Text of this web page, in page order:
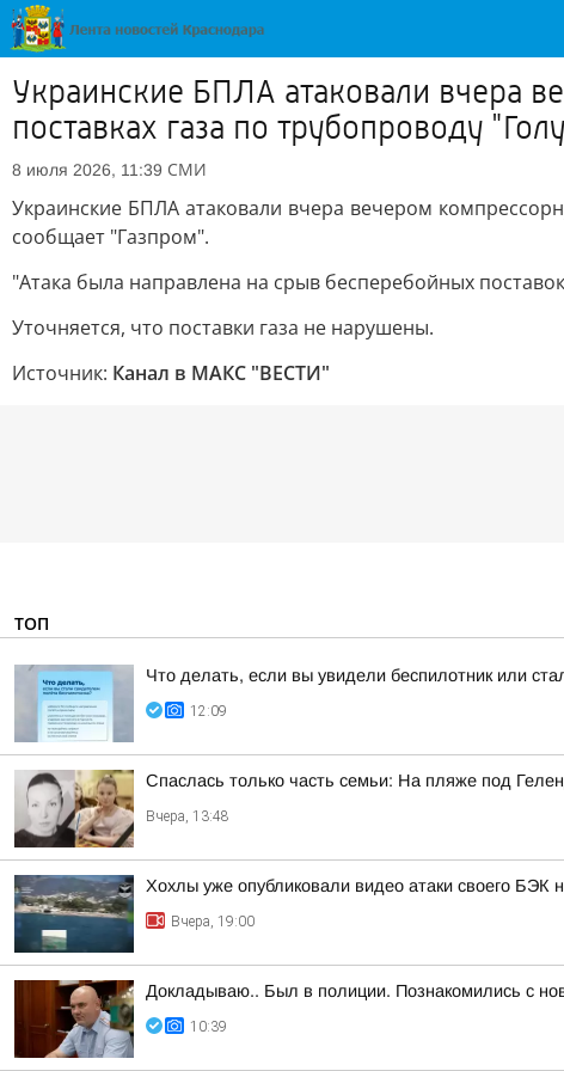
Украинские БПЛА атаковали вчера
поставках газа по трубопроводу
8 июля 2026, 11:39 СМИ
Украинские БПЛА атаковали вчера вечером
сообщает "Газпром".
"Атака была направлена на срыв бесперебойных
Уточняется, что поставки газа не нарушены.
Источник: Канал в МАКС "ВЕСТИ"
ТОП
Что делать, если вы увидели беспилотник или
12:09
Спаслась только часть семьи: На пляже под
Вчера, 13:48
Хохлы уже опубликовали видео атаки своего БЭК
Вчера, 19:00
Докладываю.. Был в полиции. Познакомились с
10:39